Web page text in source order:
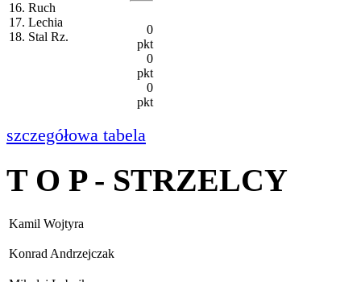
16. Ruch
17. Lechia
18. Stal Rz.
0
pkt
0
pkt
0
pkt
szczegółowa tabela
T O P - STRZELCY
Kamil Wojtyra
Konrad Andrzejczak